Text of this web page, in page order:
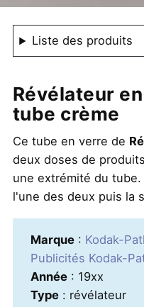
Liste des produits
Révélateur
tube crème
Ce tube en verre de
deux doses de
une extrémité du
l'une des deux puis la
Marque: Kodak-
Publicités Kodak-
Année: 19xx
Type: révélateur